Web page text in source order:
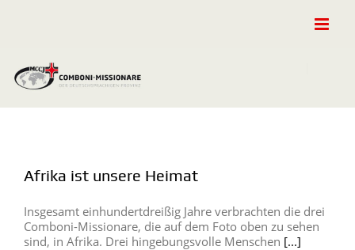
Afrika ist unsere Heimat
Insgesamt einhundertdreißig Jahre verbrachten die drei
Comboni-Missionare, die auf dem Foto oben zu sehen
sind, in Afrika. Drei hingebungsvolle Menschen [...]